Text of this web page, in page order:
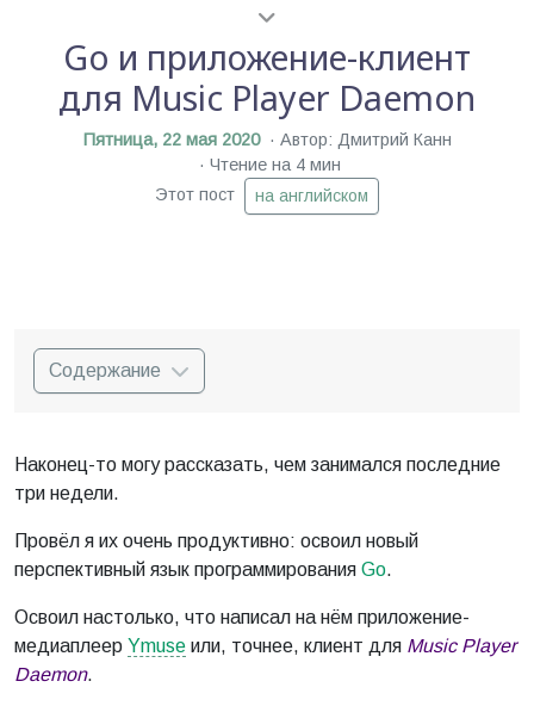
Go и приложение-клиент
для Music Player Daemon
Пятница, 22 мая 2020
Автор: Дмитрий Канн
Чтение на 4 мин
Этот пост
на английском
Содержание
Наконец-то могу рассказать, чем занимался последние
три недели.
Провёл я их очень продуктивно: освоил новый
перспективный язык программирования Go.
Освоил настолько, что написал на нём приложение-
медиаплеер Ymuse или, точнее, клиент для Music Player
Daemon.